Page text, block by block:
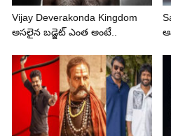
Vijay Deverakonda Kingdom
అసలైన బడ్జెట్ ఎంత అంటే..